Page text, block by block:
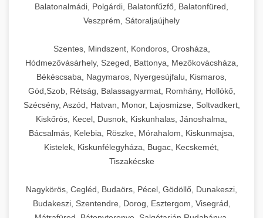
Balatonalmádi, Polgárdi, Balatonfűzfő, Balatonfüred,
Veszprém, Sátoraljaújhely
Szentes, Mindszent, Kondoros, Orosháza,
Hódmezővásárhely, Szeged, Battonya, Mezőkovácsháza,
Békéscsaba, Nagymaros, Nyergesújfalu, Kismaros,
Göd,Szob, Rétság, Balassagyarmat, Romhány, Hollókő,
Szécsény, Aszód, Hatvan, Monor, Lajosmizse, Soltvadkert,
Kiskőrös, Kecel, Dusnok, Kiskunhalas, Jánoshalma,
Bácsalmás, Kelebia, Röszke, Mórahalom, Kiskunmajsa,
Kistelek, Kiskunfélegyháza, Bugac, Kecskemét,
Tiszakécske
Nagykörös, Cegléd, Budaörs, Pécel, Gödöllő, Dunakeszi,
Budakeszi, Szentendre, Dorog, Esztergom, Visegrád,